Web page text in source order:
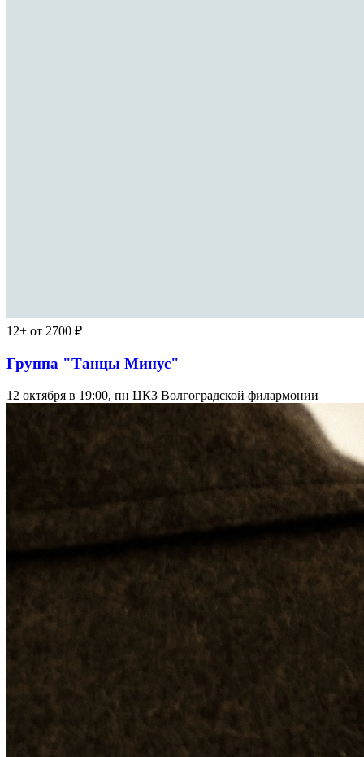
12+ от 2700 ₽
Группа "Танцы Минус"
12 октября в 19:00, пн ЦКЗ Волгоградской филармонии